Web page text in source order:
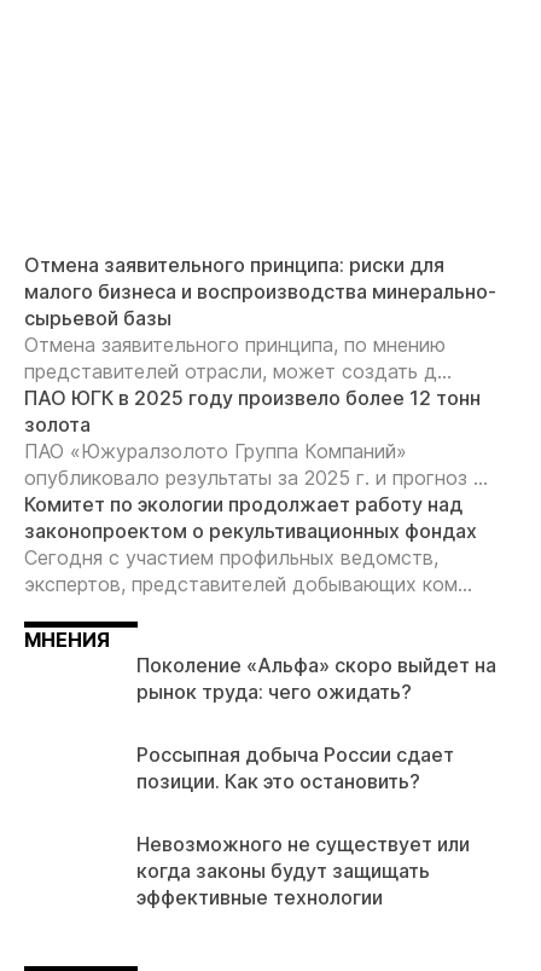
Отмена заявительного принципа: риски для
малого бизнеса и воспроизводства минерально-
сырьевой базы
Отмена заявительного принципа, по мнению
представителей отрасли, может создать д...
ПАО ЮГК в 2025 году произвело более 12 тонн
золота
ПАО «Южуралзолото Группа Компаний»
опубликовало результаты за 2025 г. и прогноз ...
Комитет по экологии продолжает работу над
законопроектом о рекультивационных фондах
Сегодня с участием профильных ведомств,
экспертов, представителей добывающих ком...
МНЕНИЯ
Поколение «Альфа» скоро выйдет на
рынок труда: чего ожидать?
Россыпная добыча России сдает
позиции. Как это остановить?
Невозможного не существует или
когда законы будут защищать
эффективные технологии